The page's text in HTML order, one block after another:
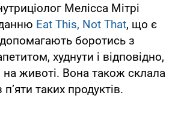
Мелісса Мітрі
Eat This, Not That, що є
допомагають боротись з
худнути і відповідно,
животі. Вона також склала
таких продуктів.